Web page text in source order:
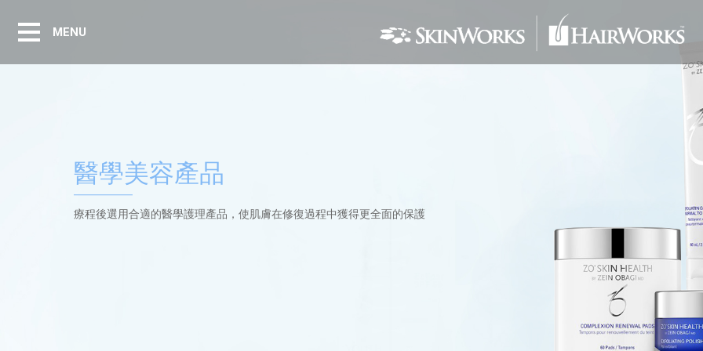
MENU
醫學美容產品
療程後選用合適的醫學護理產品，使肌膚在修復過程中獲得更全面的保護